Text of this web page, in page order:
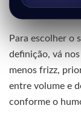
Para escolher o
definição, vá
menos frizz,
entre volume e
conforme o